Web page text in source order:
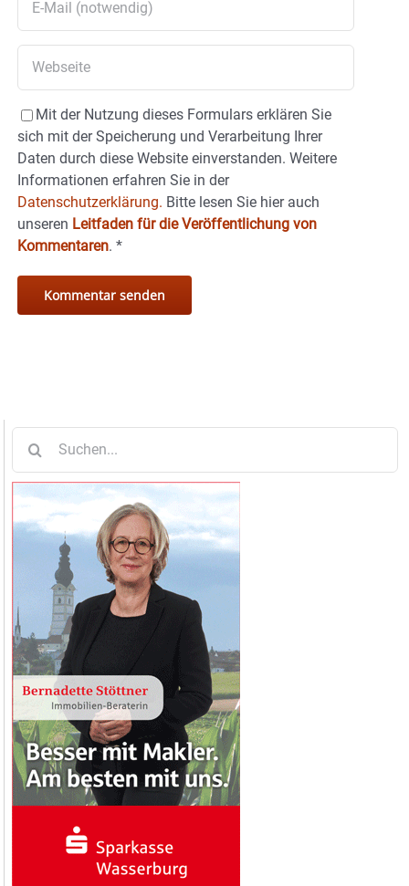
Mit der Nutzung dieses Formulars erklären Sie
sich mit der Speicherung und Verarbeitung Ihrer
Daten durch diese Website einverstanden. Weitere
Informationen erfahren Sie in der
Datenschutzerklärung. Bitte lesen Sie hier auch
unseren Leitfaden für die Veröffentlichung von
Kommentaren. *
nach: